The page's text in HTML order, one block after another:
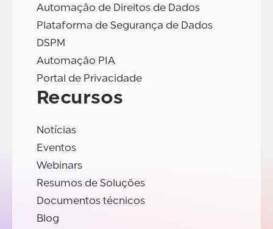
Automação de Direitos de Dados
Plataforma de Segurança de Dados
DSPM
Automação PIA
Portal de Privacidade
Recursos
Notícias
Eventos
Webinars
Resumos de Soluções
Documentos técnicos
Blog